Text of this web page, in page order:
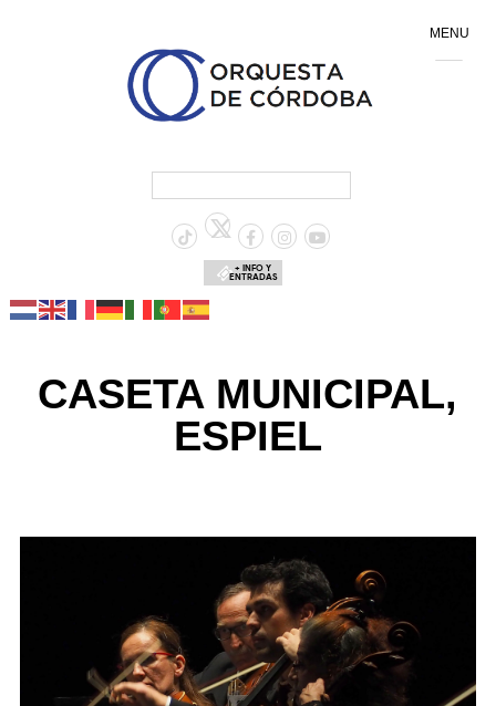
+ INFO Y
ENTRADAS
CASETA MUNICIPAL,
ESPIEL
MENU